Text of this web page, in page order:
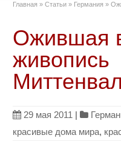
Главная » Статьи » Германия »
Ожившая
живопись
29 мая 2011 |
красивые дома мира,